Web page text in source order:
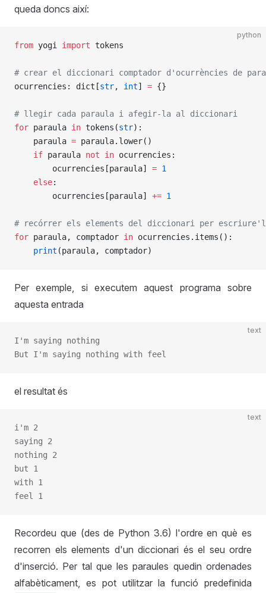
queda doncs així:
python
from yogi import tokens
# crear el diccionari comptador d'ocurrències de
ocurrencies: dict[str, int] = {}
# llegir cada paraula i afegir-la al diccionari
for paraula in tokens(str):
    paraula
= paraula.lower()
    if
paraula not in ocurrencies:
        ocurrencies[paraula]
= 1
    else
:
        ocurrencies[paraula]
+= 1
# recórrer els elements del diccionari per
for paraula, comptador in ocurrencies.items():
    print
(paraula, comptador)
Per exemple, si executem aquest programa sobre
aquesta entrada
text
I'm saying nothing
But I'm saying nothing with feel
el resultat és
text
i'm 2
saying 2
nothing 2
but 1
with 1
feel 1
Recordeu que (des de Python 3.6) l'ordre en què es
recorren els elements d'un diccionari és el seu ordre
d'inserció. Per tal que les paraules quedin ordenades
alfabèticament, es pot utilitzar la funció predefinida